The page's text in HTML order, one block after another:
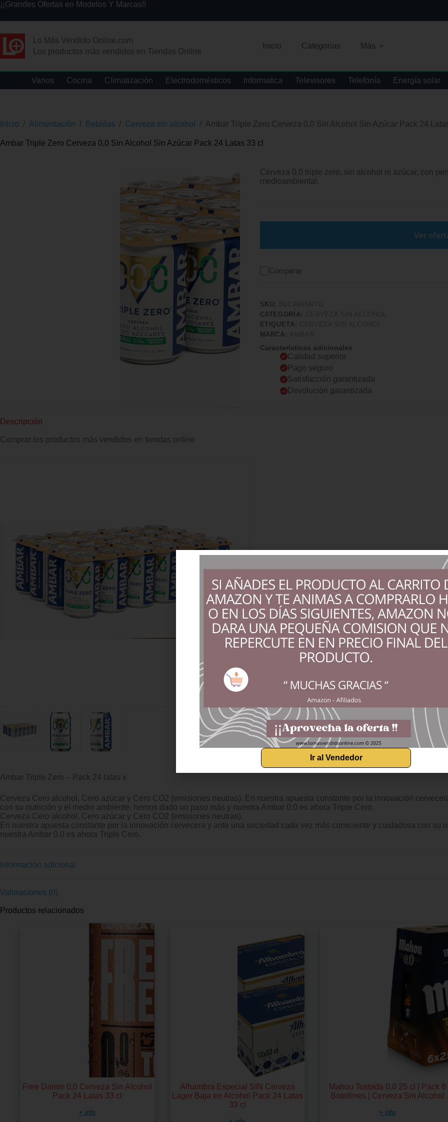
¡¡Grandes Ofertas en Modelos Y Marcas!!
Lo Más Vendido Online.com
Los productos más vendidos en Tiendas Online
Inicio Categorias Más
Varios Cocina Climatización Electrodomésticos Informatica Televisores Telefonía Energía solar
Inicio / Alimentación / Bebidas / Cerveza sin alcohol / Ambar Triple Zero Cerveza 0,0 Sin Alcohol Sin Azúcar Pack 24
Ambar Triple Zero Cerveza 0,0 Sin Alcohol Sin Azúcar Pack 24 Latas 33 cl
Cerveza 0,0 triple zero, sin alcohol ni azúcar, con
medioambiental.
Ver
Comparar
SKU:
CATEGORÍA:
ETIQUETA:
MARCA:
Características adicionales
Calidad superior
Pago seguro
Satisfacción garantizada
Devolución garantizada
Descripción
Comprar los productos más vendidos en tiendas online
Ambar Triple Zero – Pack 24 latas x
Cerveza Cero alcohol, Cero azúcar y Cero CO2 (emisiones neutras). En nuestra apuesta constante por la innovación
con su nutrición y el medio ambiente, hemos dado un paso más y nuestra Ambar 0.0 es ahora Triple Cero.
Cerveza Cero alcohol, Cero azúcar y Cero CO2 (emisiones neutras).
En nuestra apuesta constante por la innovación cervecera y ante una sociedad cada vez más consciente y cuidadosa con su
nuestra Ambar 0.0 es ahora Triple Cero.
Información adicional
Valoraciones (0)
Productos relacionados
Free Damm 0,0 Cerveza Sin Alcohol
Pack 24 Latas 33 cl
+ info
Alhambra Especial SIN Cerveza
Lager Baja en Alcohol Pack 24 Latas
33 cl
Mahou Tostada 0,0 25 cl | Pack 6
Botellines | Cerveza Sin Alcohol
+ info
Ir al Vendedor